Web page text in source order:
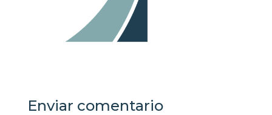
Enviar comentario